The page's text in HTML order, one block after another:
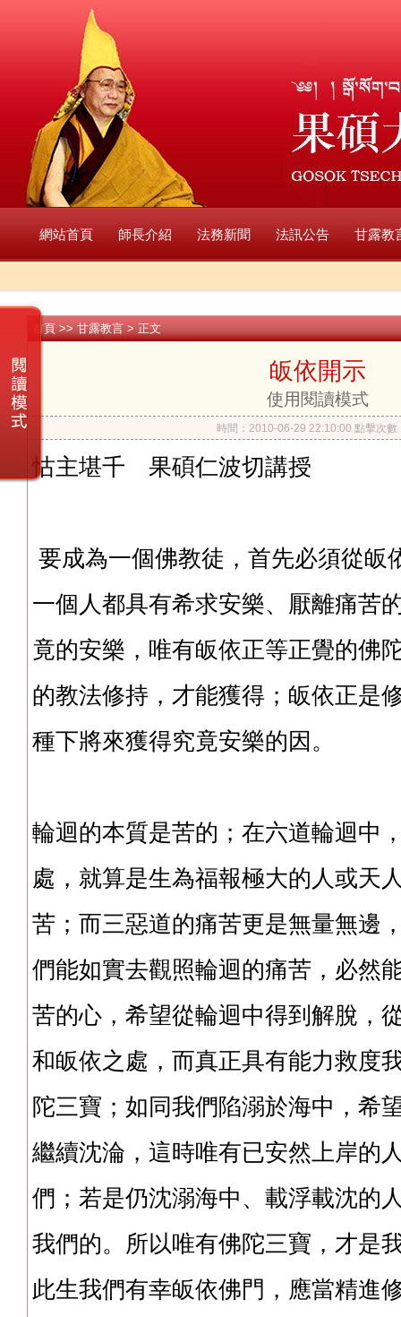
網站首頁 師長介紹 法務新聞 法訊公告 甘露教
首頁 >> 甘露教言 > 正文
皈依開示
使用閱讀模式
時間：2010-06-29 22:10:00 點擊次數
怙主堪千 果碩仁波切講授
要成為一個佛教徒，首先必須從皈
一個人都具有希求安樂、厭離痛苦
竟的安樂，唯有皈依正等正覺的佛
的教法修持，才能獲得；皈依正是
種下將來獲得究竟安樂的因。
輪迴的本質是苦的；在六道輪迴中
處，就算是生為福報極大的人或天
苦；而三惡道的痛苦更是無量無邊
們能如實去觀照輪迴的痛苦，必然
苦的心，希望從輪迴中得到解脫，
和皈依之處，而真正具有能力救度
陀三寶；如同我們陷溺於海中，希
繼續沈淪，這時唯有已安然上岸的
們；若是仍沈溺海中、載浮載沈的
我們的。所以唯有佛陀三寶，才是
此生我們有幸皈依佛門，應當精進